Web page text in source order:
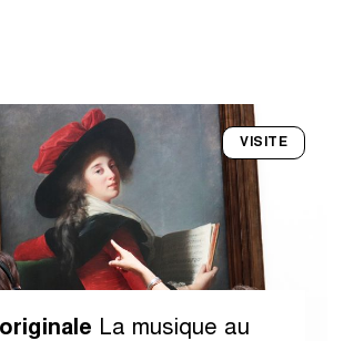
VISITE
La musique au